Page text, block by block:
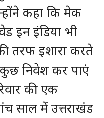
कहा कि मेक
इन इंडिया भी
तरफ इशारा करते
निवेश कर पाएं
की एक
साल में उत्तराखंड